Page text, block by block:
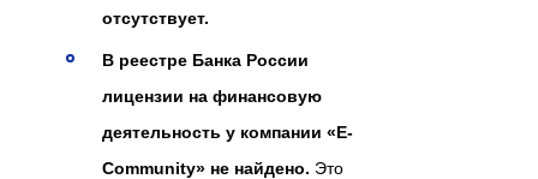
отсутствует.
В реестре Банка России
лицензии на финансовую
деятельность у компании «E-
Community» не найдено. Это